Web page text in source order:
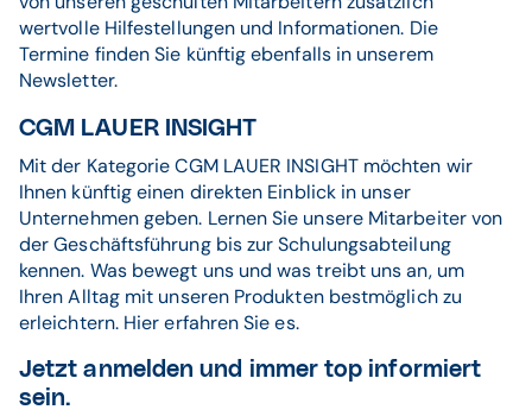
wertvolle Hilfestellungen und Informationen. Die
Termine finden Sie künftig ebenfalls in unserem
Newsletter.
CGM LAUER INSIGHT
Mit der Kategorie CGM LAUER INSIGHT möchten wir
Ihnen künftig einen direkten Einblick in unser
Unternehmen geben. Lernen Sie unsere Mitarbeiter von
der Geschäftsführung bis zur Schulungsabteilung
kennen. Was bewegt uns und was treibt uns an, um
Ihren Alltag mit unseren Produkten bestmöglich zu
erleichtern. Hier erfahren Sie es.
Jetzt anmelden und immer top informiert
sein.